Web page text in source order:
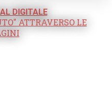
DIGITALE
ATTRAVERSO LE